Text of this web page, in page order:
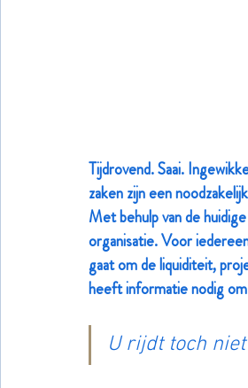
Tijdrovend. Saai.
zaken zijn een
Met behulp van de
organisatie. Voor
gaat om de liquiditeit,
heeft informatie nodig
U rijdt toch